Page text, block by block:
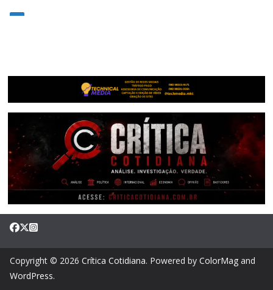
Copyright © 2026 Crítica Cotidiana. Powered by ColorMag and
WordPress.